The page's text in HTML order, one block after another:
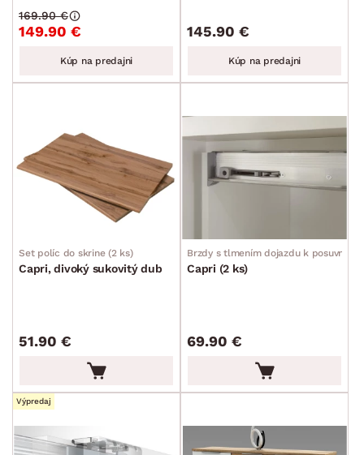
149.90 €
169.90 €
Kúp na predajni
145.90 €
Kúp na predajni
Set políc do skrine (2 ks)
Capri, divoký sukovitý dub
51.90 €
Brzdy s tlmením dojazdu k posuvným
Capri (2 ks)
69.90 €
Výpredaj